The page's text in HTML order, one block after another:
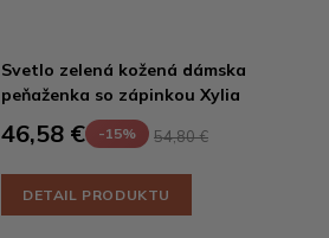
Svetlo zelená kožená dámska
peňaženka so zápinkou Xylia
46,58 € -15% 54,80 €
DETAIL PRODUKTU